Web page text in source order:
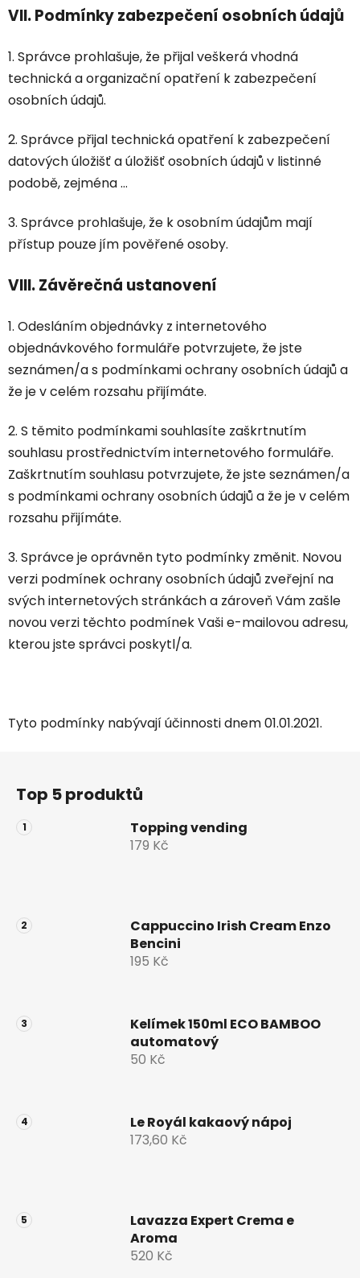
VII.Podmínky zabezpečení osobních údajů
1. Správce prohlašuje, že přijal veškerá vhodná
technická a organizační opatření k zabezpečení
osobních údajů.
2. Správce přijal technická opatření k zabezpečení
datových úložišť a úložišť osobních údajů v listinné
podobě, zejména …
3. Správce prohlašuje, že k osobním údajům mají
přístup pouze jím pověřené osoby.
VIII.Závěrečná ustanovení
1. Odesláním objednávky z internetového
objednávkového formuláře potvrzujete, že jste
seznámen/a s podmínkami ochrany osobních údajů a
že je v celém rozsahu přijímáte.
2. S těmito podmínkami souhlasíte zaškrtnutím
souhlasu prostřednictvím internetového formuláře.
Zaškrtnutím souhlasu potvrzujete, že jste seznámen/a
s podmínkami ochrany osobních údajů a že je v celém
rozsahu přijímáte.
3. Správce je oprávněn tyto podmínky změnit. Novou
verzi podmínek ochrany osobních údajů zveřejní na
svých internetových stránkách a zároveň Vám zašle
novou verzi těchto podmínek Vaši e-mailovou adresu,
kterou jste správci poskytl/a.
Tyto podmínky nabývají účinnosti dnem 01.01.2021.
Top 5 produktů
Topping vending
179 Kč
Cappuccino Irish Cream Enzo
Bencini
195 Kč
Kelímek 150ml ECO BAMBOO
automatový
50 Kč
Le Royál kakaový nápoj
173,60 Kč
Lavazza Expert Crema e
Aroma
520 Kč